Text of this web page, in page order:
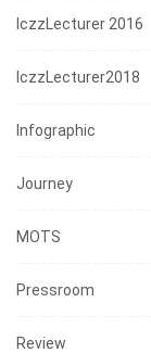
IczzLecturer 2016
IczzLecturer2018
Infographic
Journey
MOTS
Pressroom
Review